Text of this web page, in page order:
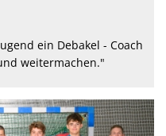
ein Debakel - Coach
weitermachen."